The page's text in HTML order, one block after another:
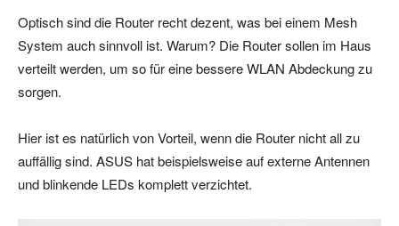
Optisch sind die Router recht dezent, was bei einem Mesh
System auch sinnvoll ist. Warum? Die Router sollen im Haus
verteilt werden, um so für eine bessere WLAN Abdeckung zu
sorgen.
Hier ist es natürlich von Vorteil, wenn die Router nicht all zu
auffällig sind. ASUS hat beispielsweise auf externe Antennen
und blinkende LEDs komplett verzichtet.